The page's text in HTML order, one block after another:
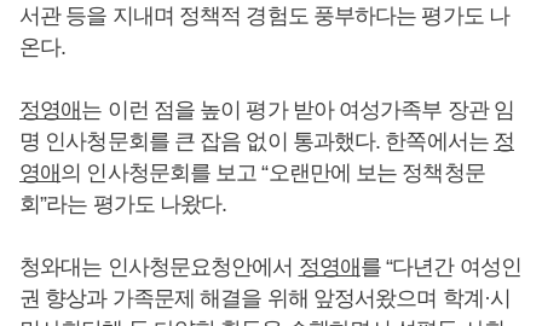
서관 등을 지내며 정책적 경험도 풍부하다는 평가도 나
온다.
정영애 는 이런 점을 높이 평가 받아 여성가족부 장관 임
명 인사청문회를 큰 잡음 없이 통과했다. 한쪽에서는 정
영애 의 인사청문회를 보고 “오랜만에 보는 정책청문
회”라는 평가도 나왔다.
청와대는 인사청문요청안에서 정영애 를 “다년간 여성인
권 향상과 가족문제 해결을 위해 앞정서왔으며 학계·시